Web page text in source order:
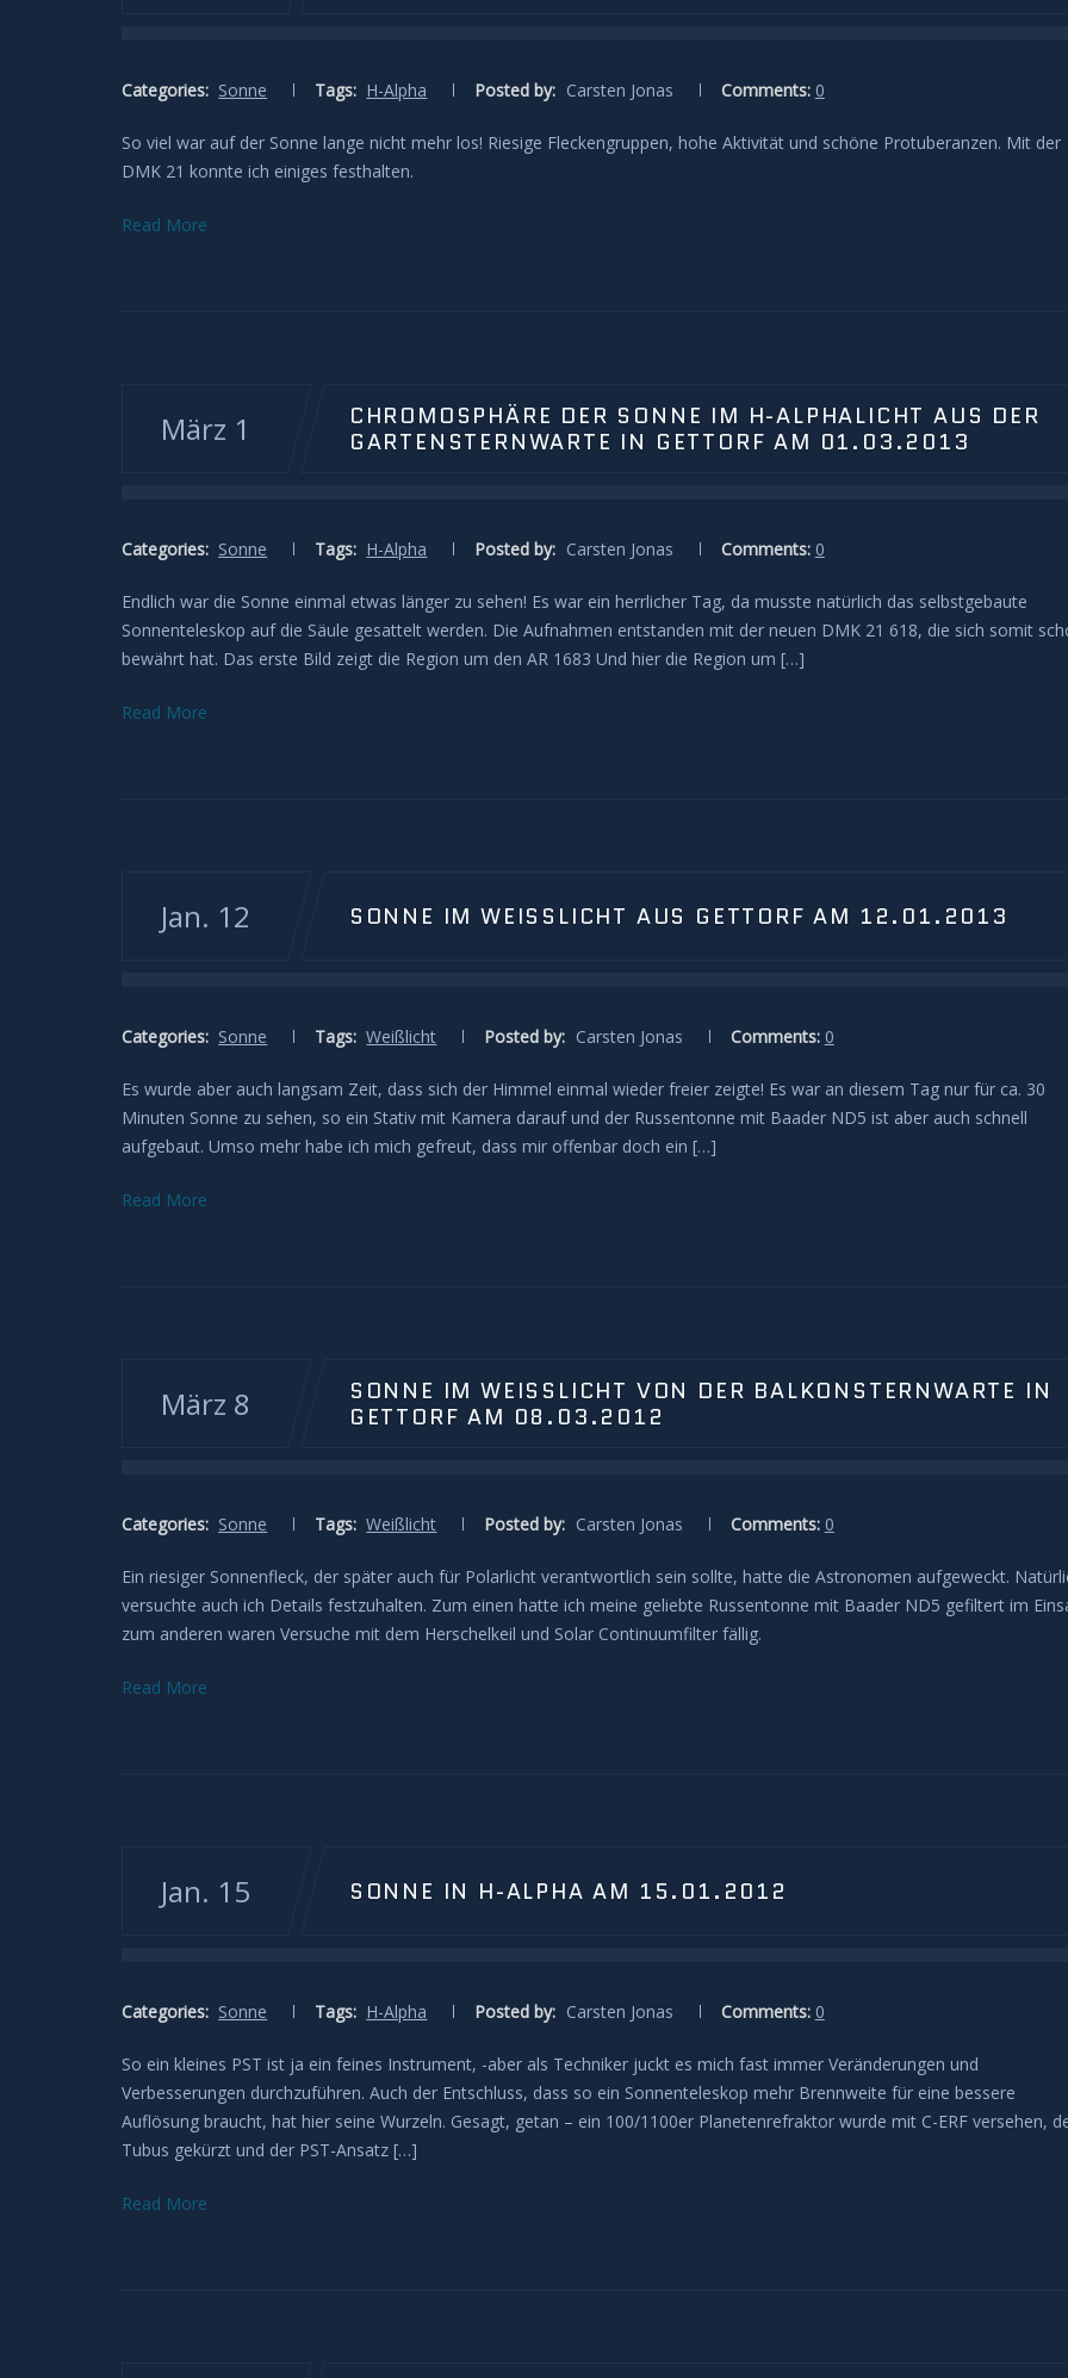
Categories: Sonne Tags: H-Alpha Posted by: Carsten Jonas Comments: 0
So viel war auf der Sonne lange nicht mehr los! Riesige Fleckengruppen, hohe Aktivität und schöne Protuberanzen. Mit der
DMK 21 konnte ich einiges festhalten.
Read More
März 1
CHROMOSPHÄRE DER SONNE IM H-ALPHALICHT AUS DER
GARTENSTERNWARTE IN GETTORF AM 01.03.2013
Categories: Sonne Tags: H-Alpha Posted by: Carsten Jonas Comments: 0
Endlich war die Sonne einmal etwas länger zu sehen! Es war ein herrlicher Tag, da musste natürlich das selbstgebaute
Sonnenteleskop auf die Säule gesattelt werden. Die Aufnahmen entstanden mit der neuen DMK 21 618, die sich somit
bewährt hat. Das erste Bild zeigt die Region um den AR 1683 Und hier die Region um […]
Read More
Jan. 12 SONNE IM WEISSLICHT AUS GETTORF AM 12.01.2013
Categories: Sonne Tags: Weißlicht Posted by: Carsten Jonas Comments: 0
Es wurde aber auch langsam Zeit, dass sich der Himmel einmal wieder freier zeigte! Es war an diesem Tag nur für ca. 30
Minuten Sonne zu sehen, so ein Stativ mit Kamera darauf und der Russentonne mit Baader ND5 ist aber auch schnell
aufgebaut. Umso mehr habe ich mich gefreut, dass mir offenbar doch ein […]
Read More
März 8
SONNE IM WEISSLICHT VON DER BALKONSTERNWARTE IN G
ETTORF AM 08.03.2012
Categories: Sonne Tags: Weißlicht Posted by: Carsten Jonas Comments: 0
Ein riesiger Sonnenfleck, der später auch für Polarlicht verantwortlich sein sollte, hatte die Astronomen aufgeweckt.
versuchte auch ich Details festzuhalten. Zum einen hatte ich meine geliebte Russentonne mit Baader ND5 gefiltert im
zum anderen waren Versuche mit dem Herschelkeil und Solar Continuumfilter fällig.
Read More
Jan. 15 SONNE IN H-ALPHA AM 15.01.2012
Categories: Sonne Tags: H-Alpha Posted by: Carsten Jonas Comments: 0
So ein kleines PST ist ja ein feines Instrument, -aber als Techniker juckt es mich fast immer Veränderungen und
Verbesserungen durchzuführen. Auch der Entschluss, dass so ein Sonnenteleskop mehr Brennweite für eine bessere
Auflösung braucht, hat hier seine Wurzeln. Gesagt, getan – ein 100/1100er Planetenrefraktor wurde mit C-ERF versehen,
Tubus gekürzt und der PST-Ansatz […]
Read More